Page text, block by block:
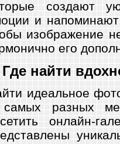
создают
и
изображение
его
Где найти
идеальное
разных
онлайн-